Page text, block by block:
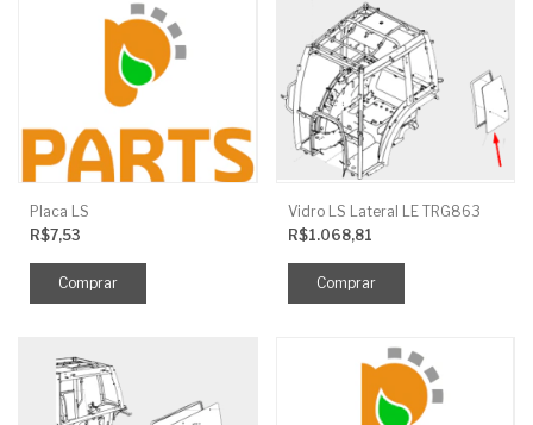
Placa LS
R$7,53
Vidro LS Lateral LE TRG863
R$1.068,81